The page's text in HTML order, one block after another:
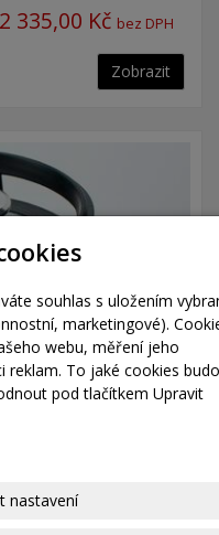
335,00 Kč bez DPH
Zobrazit
souhlas s uložením
marketingové).
webu, měření jeho
reklam. To jaké cookies
pod tlačítkem Upravit
nastavení